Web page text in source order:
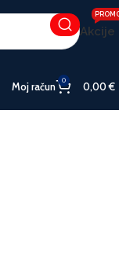
Akcije
Moj račun 0 0,00€